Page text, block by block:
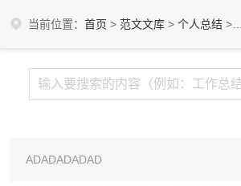
当前位置： 首页 > 范文文库 > 个人总结 >
ADADADADAD